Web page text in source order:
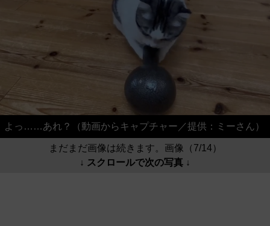
よっ……あれ？（動画からキャプチャー／提供：ミーさん）
まだまだ画像は続きます。画像（7/14）
↓ スクロールで次の写真 ↓